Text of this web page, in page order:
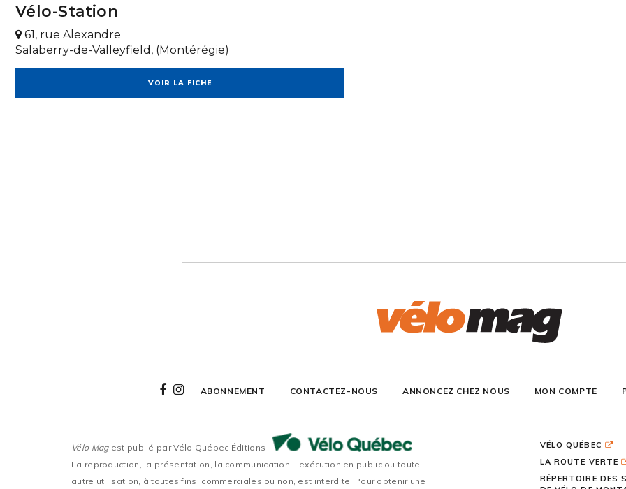
Vélo-Station
61, rue Alexandre
Salaberry-de-Valleyfield, (Montérégie)
VOIR LA FICHE
ABONNEMENT CONTACTEZ-NOUS ANNONCEZ CHEZ NOUS MON COMPTE
Vélo Magest publié par Vélo Québec Éditions
La reproduction, la présentation, la communication, l’exécution en public ou toute
autre utilisation, à toutes fins, commerciales ou non, est interdite. Pour obtenir une
VÉLO QUÉBEC
LA ROUTE VERTE
RÉPERTOIRE DES